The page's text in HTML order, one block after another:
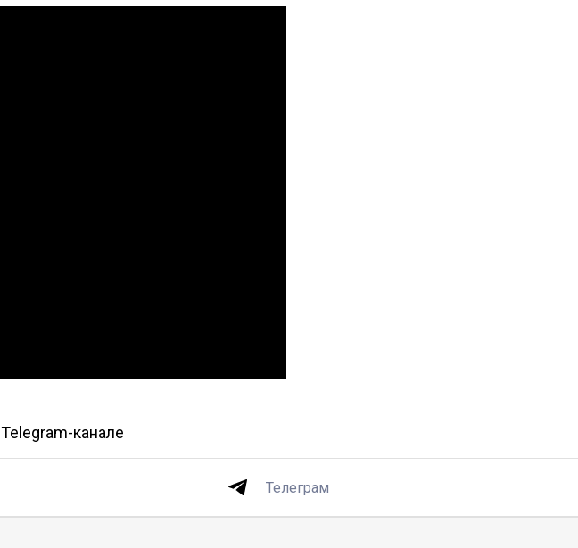
Telegram-канале
Телеграм